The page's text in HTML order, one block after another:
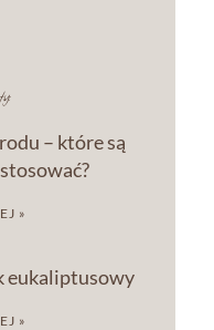
– które są
»
eukaliptusowy
»